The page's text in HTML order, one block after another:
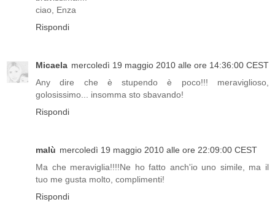
ciao, Enza
Rispondi
Micaela mercoledì 19 maggio 2010 alle ore 14:36:00 CEST
Any dire che è stupendo è poco!!! meraviglioso,
golosissimo... insomma sto sbavando!
Rispondi
malù mercoledì 19 maggio 2010 alle ore 22:09:00 CEST
Ma che meraviglia!!!!Ne ho fatto anch'io uno simile, ma il
tuo me gusta molto, complimenti!
Rispondi